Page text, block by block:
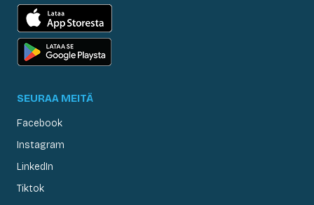
SEURAA MEITÄ
Facebook
Instagram
LinkedIn
Tiktok